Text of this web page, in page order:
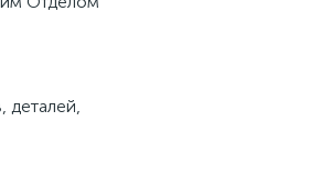
деталей,